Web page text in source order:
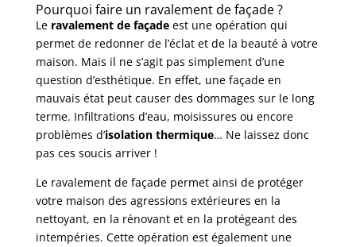
Pourquoi faire un ravalement de façade ?
Le ravalement de façadeest une opération qui
permet de redonner de l’éclat et de la beauté à votre
maison. Mais il ne s’agit pas simplement d’une
question d’esthétique. En effet, une façade en
mauvais état peut causer des dommages sur le long
terme. Infiltrations d’eau, moisissures ou encore
problèmes d’isolation thermique… Ne laissez donc
pas ces soucis arriver !
Le ravalement de façade permet ainsi de protéger
votre maison des agressions extérieures en la
nettoyant, en la rénovant et en la protégeant des
intempéries. Cette opération est également une